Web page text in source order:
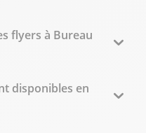
flyers à Bureau
disponibles en